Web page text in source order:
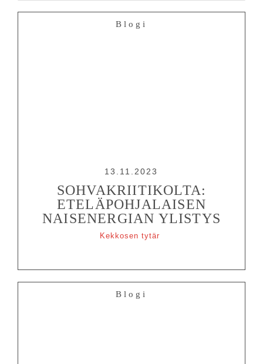
Blogi
13.11.2023
SOHVAKRIITIKOLTA:
ETELÄPOHJALAISEN
NAISENERGIAN YLISTYS
Kekkosen tytär
Blogi